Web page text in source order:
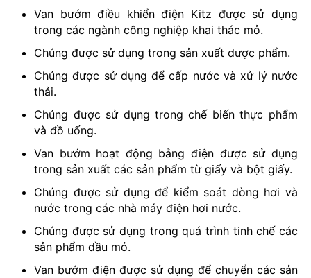
Van bướm điều khiển điện Kitz được sử dụng
trong các ngành công nghiệp khai thác mỏ.
Chúng được sử dụng trong sản xuất dược phẩm.
Chúng được sử dụng để cấp nước và xử lý nước
thải.
Chúng được sử dụng trong chế biến thực phẩm
và đồ uống.
Van bướm hoạt động bằng điện được sử dụng
trong sản xuất các sản phẩm từ giấy và bột giấy.
Chúng được sử dụng để kiểm soát dòng hơi và
nước trong các nhà máy điện hơi nước.
Chúng được sử dụng trong quá trình tinh chế các
sản phẩm dầu mỏ.
Van bướm điện được sử dụng để chuyển các sản